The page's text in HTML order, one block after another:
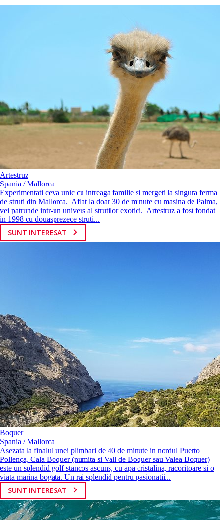
Artestruz
Spania / Mallorca
Experimentati ceva unic cu intreaga familie si mergeti la singura ferma
de struti din Mallorca. Aflat la doar 30 de minute cu masina de Palma,
vei patrunde intr-un univers al strutilor exotici. Artestruz a fost fondat
in 1998 cu douasprezece struti...
SUNT INTERESAT
Boquer
Spania / Mallorca
Asezata la finalul unei plimbari de 40 de minute in nordul Puerto
Pollença, Cala Boquer (numita si Vall de Boquer sau Valea Boquer)
este un splendid golf stancos ascuns, cu apa cristalina, racoritoare si o
viata marina bogata. Un rai splendid pentru pasionatii...
SUNT INTERESAT